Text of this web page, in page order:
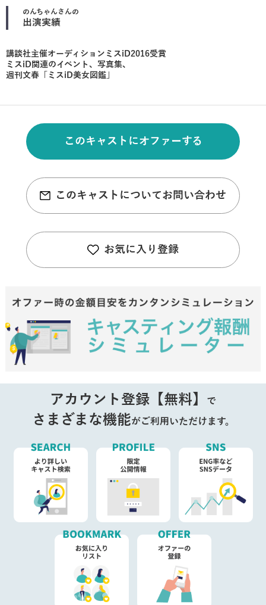
のんちゃん さんの
出演実績
講談社主催オーディションミスiD2016受賞
ミスiD関連のイベント、写真集、
週刊文春「ミスiD美女図鑑」
このキャストにオファーする
このキャストについてお問い合わせ
お気に入り登録
アカウント登録【無料】 で
さまざまな機能がご利用いただけます。